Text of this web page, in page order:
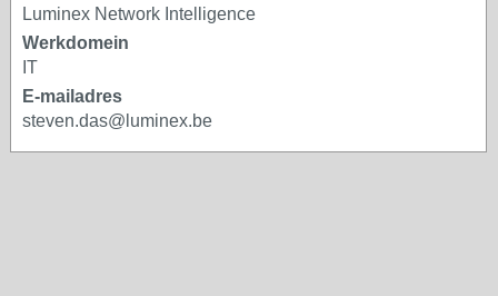
Luminex Network Intelligence
Werkdomein
IT
E-mailadres
steven.das@luminex.be